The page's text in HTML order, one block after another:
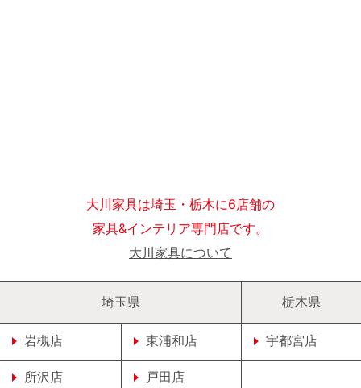
大川家具は埼玉・栃木に6店舗の
家具&インテリア専門店です。
大川家具について
埼玉県
岩槻店 東浦和店
所沢店 戸田店
栃木県
宇都宮店